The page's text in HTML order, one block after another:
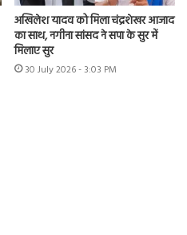
अखिलेश यादव को मिला चंद्रशेखर आजाद
का साथ, नगीना सांसद ने सपा के सुर में
मिलाए सुर
30 July 2026 - 3:03 PM